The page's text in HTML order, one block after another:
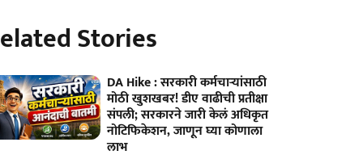
Stories
DA Hike : सरकारी कर्मचाऱ्यांसाठी
मोठी खुशखबर! डीए वाढीची प्रतीक्षा
संपली; सरकारने जारी केलं अधिकृत
नोटिफिकेशन, जाणून घ्या कोणाला
लाभ